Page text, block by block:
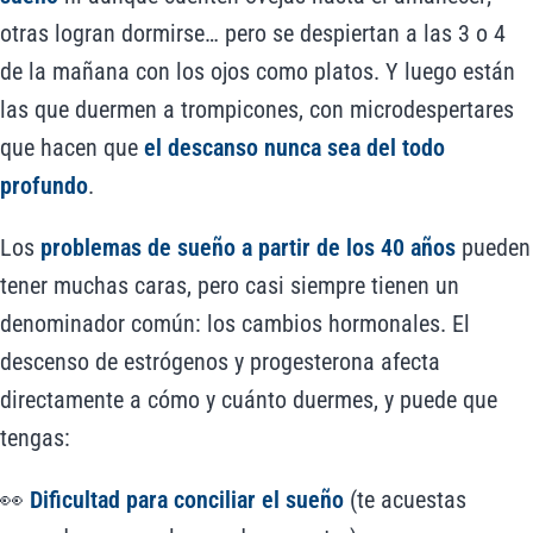
otras logran dormirse… pero se despiertan a las 3 o 4
de la mañana con los ojos como platos. Y luego están
las que duermen a trompicones, con microdespertares
que hacen que el descanso nunca sea del todo
profundo.
Los problemas de sueño a partir de los 40 años pueden
tener muchas caras, pero casi siempre tienen un
denominador común: los cambios hormonales. El
descenso de estrógenos y progesterona afecta
directamente a cómo y cuánto duermes, y puede que
tengas:
👀 Dificultad para conciliar el sueño (te acuestas